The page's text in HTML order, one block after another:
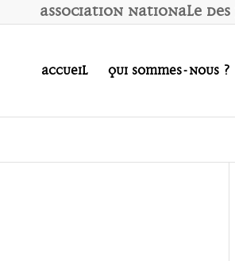
Association Nationale des
Accueil Qui sommes-nous ?